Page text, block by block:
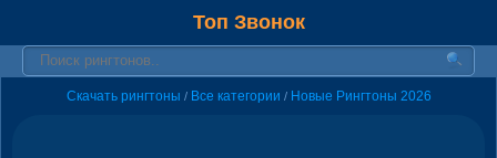
Топ Звонок
Скачать рингтоны / Все категории / Новые Рингтоны 2026